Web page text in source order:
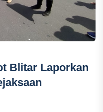
Blitar Laporkan